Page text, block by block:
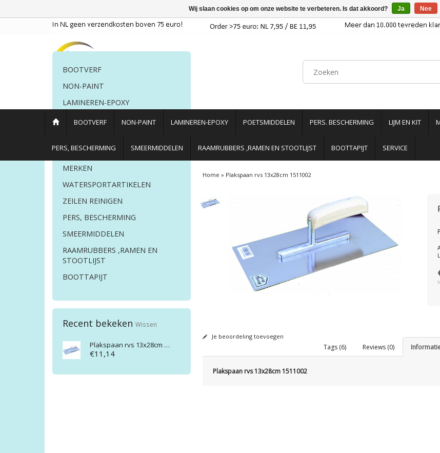
BOOTVERF NON-PAINT LAMINEREN-EPOXY POETSMIDDELEN PERS. BESCHERMING LIJM EN KIT
PERS, BESCHERMING SMEERMIDDELEN RAAMRUBBERS ,RAMEN EN STOOTLIJST BOOTTAPIJT SERVICE
BOOTVERF
NON-PAINT
LAMINEREN-EPOXY
POETSMIDDELEN
LIJM EN KIT
MERKEN
WATERSPORTARTIKELEN
ZEILEN REINIGEN
PERS, BESCHERMING
SMEERMIDDELEN
RAAMRUBBERS ,RAMEN EN
STOOTLIJST
BOOTTAPIJT
Recent bekeken Wissen
Plakspaan rvs 13x28cm 1511002
€11,14
Home » Plakspaan rvs 13x28cm 1511002
Je beoordeling toevoegen
Reviews (0)
Tags (6)
Plakspaan rvs 13x28cm 1511002
Wij slaan cookies op om onze website te verbeteren. Is dat akkoord? Ja Nee